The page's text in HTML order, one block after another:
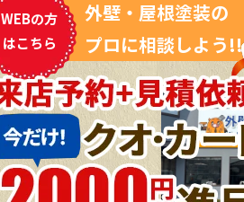
WEBの方
はこちら
外壁・屋根塗装の
プロに相談しよう!!